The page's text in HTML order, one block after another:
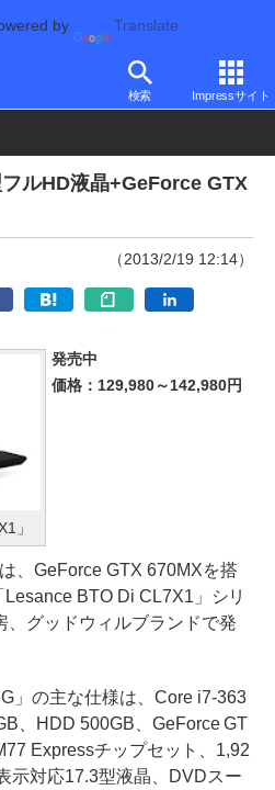
by Translate
検索 Impressサイト
ト/スマートフォン ノートパソコン
ルHD液晶+GeForce GTX
（2013/2/19 12:14）
」
発売中
価格：129,980～142,980円
、GeForce GTX 670MXを搭
BTO Di CL7X1」シリ
、グッドウィルブランドで発
」の主な仕様は、Core i7-363
、HDD 500GB、GeForce GT
Expressチップセット、1,92
示対応17.3型液晶、DVDスー